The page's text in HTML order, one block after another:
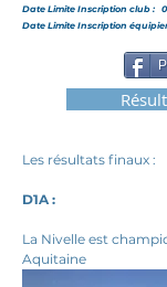
Date Limite Inscription club :
Date Limite Inscription
Les résultats finaux :
D1A :
La Nivelle est
Aquitaine